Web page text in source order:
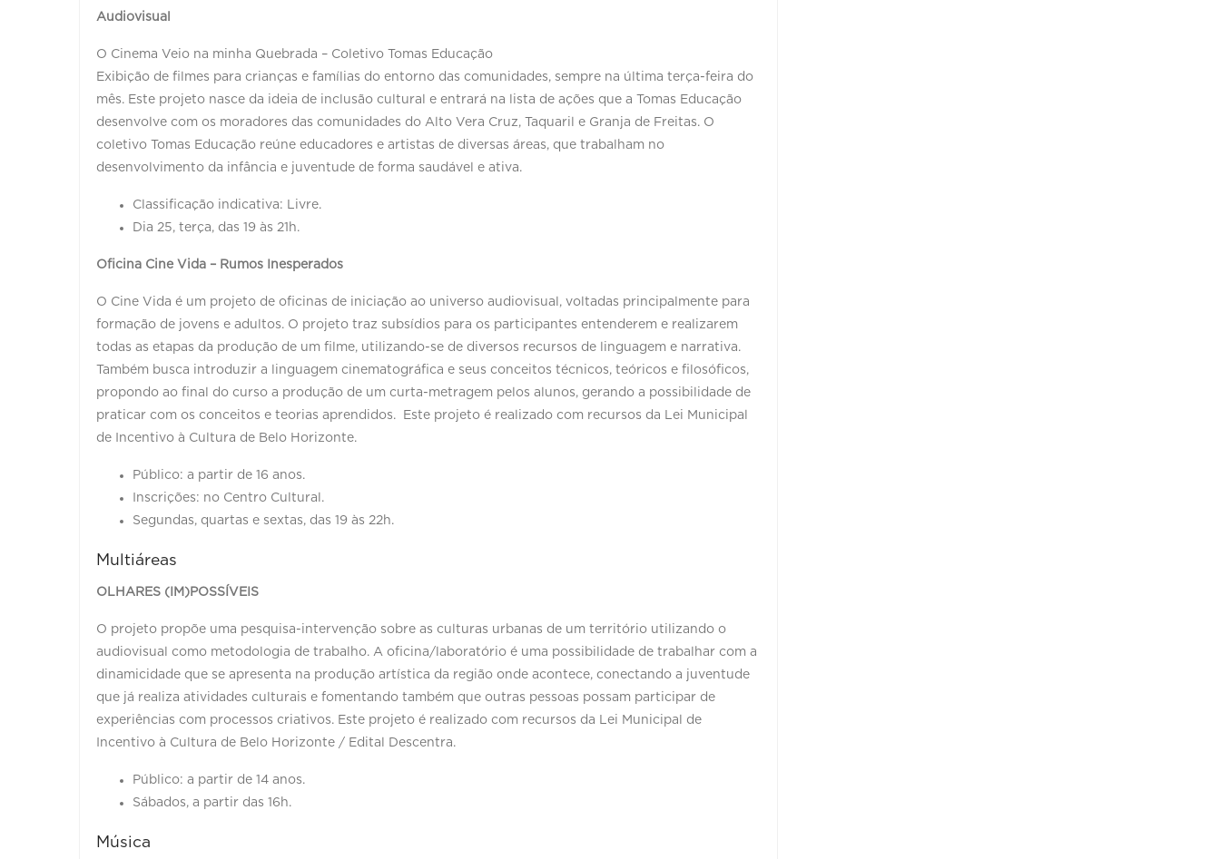
Audiovisual
O Cinema Veio na minha Quebrada – Coletivo Tomas Educação
Exibição de filmes para crianças e famílias do entorno das comunidades, sempre na última terça-feira do
mês. Este projeto nasce da ideia de inclusão cultural e entrará na lista de ações que a Tomas Educação
desenvolve com os moradores das comunidades do Alto Vera Cruz, Taquaril e Granja de Freitas. O
coletivo Tomas Educação reúne educadores e artistas de diversas áreas, que trabalham no
desenvolvimento da infância e juventude de forma saudável e ativa.
Classificação indicativa: Livre.
Dia 25, terça, das 19 às 21h.
Oficina Cine Vida – Rumos Inesperados
O Cine Vida é um projeto de oficinas de iniciação ao universo audiovisual, voltadas principalmente para
formação de jovens e adultos. O projeto traz subsídios para os participantes entenderem e realizarem
todas as etapas da produção de um filme, utilizando-se de diversos recursos de linguagem e narrativa.
Também busca introduzir a linguagem cinematográfica e seus conceitos técnicos, teóricos e filosóficos,
propondo ao final do curso a produção de um curta-metragem pelos alunos, gerando a possibilidade de
praticar com os conceitos e teorias aprendidos. Este projeto é realizado com recursos da Lei Municipal
de Incentivo à Cultura de Belo Horizonte.
Público: a partir de 16 anos.
Inscrições: no Centro Cultural.
Segundas, quartas e sextas, das 19 às 22h.
Multiáreas
OLHARES (IM)POSSÍVEIS
O projeto propõe uma pesquisa-intervenção sobre as culturas urbanas de um território utilizando o
audiovisual como metodologia de trabalho. A oficina/laboratório é uma possibilidade de trabalhar com a
dinamicidade que se apresenta na produção artística da região onde acontece, conectando a juventude
que já realiza atividades culturais e fomentando também que outras pessoas possam participar de
experiências com processos criativos. Este projeto é realizado com recursos da Lei Municipal de
Incentivo à Cultura de Belo Horizonte / Edital Descentra.
Público: a partir de 14 anos.
Sábados, a partir das 16h.
Música